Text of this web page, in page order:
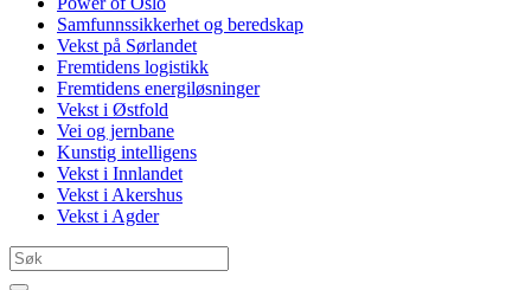
Samfunnssikkerhet og beredskap
Vekst på Sørlandet
Fremtidens logistikk
Fremtidens energiløsninger
Vekst i Østfold
Vei og jernbane
Kunstig intelligens
Vekst i Innlandet
Vekst i Akershus
Vekst i Agder